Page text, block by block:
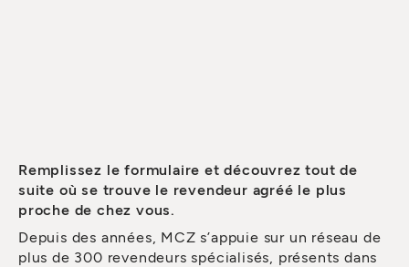
Remplissez le formulaire et découvrez tout de
suite où se trouve le revendeur agréé le plus
proche de chez vous.
Depuis des années, MCZ s’appuie sur un réseau de
plus de 300 revendeurs spécialisés, présents dans